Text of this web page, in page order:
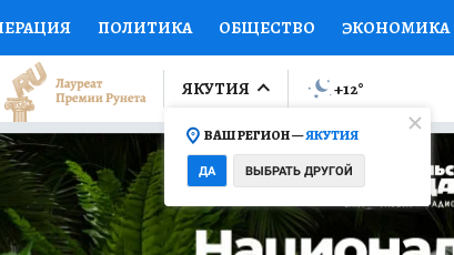
ПОЛИТИКА ОБЩЕСТВО ЭКОНОМИКА
СПОРТ КОЛУМНИСТЫ ПРОИСШЕСТВИЯ
ФИНАНСЫ ОТКРЫВАЕМ МИР Я ЗНАЮ
НА СПОРТ ПРОМОКОДЫ СЕРИАЛЫ
ТЕЛЕВИЗОР КОЛЛЕКЦИИ КОНКУРСЫ
ЯКУТИЯ
ВАШ РЕГИОН —ЯКУТИЯ
ДА ВЫБРАТЬ ДРУГОЙ
+12°